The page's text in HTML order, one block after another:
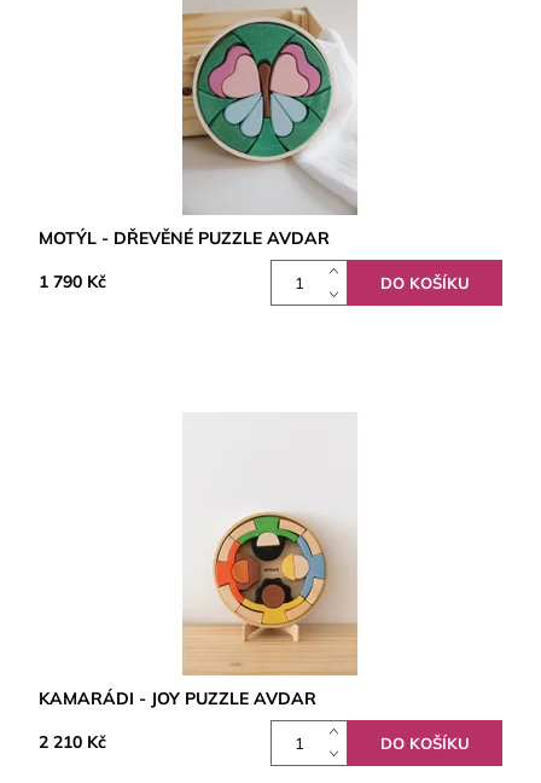
MOTÝL - DŘEVĚNÉ PUZZLE AVDAR
1 790 Kč
KAMARÁDI - JOY PUZZLE AVDAR
2 210 Kč